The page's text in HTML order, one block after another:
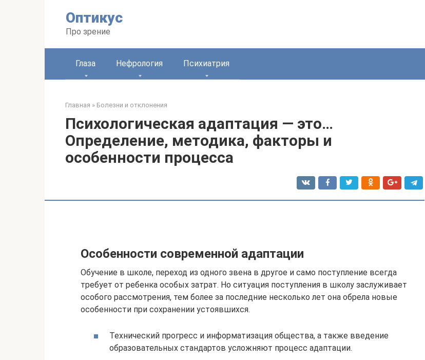
Оптикус
Про зрение
Глаза Нефрология Психиатрия
Главная » Болезни и отклонения
Психологическая адаптация — это…
Определение, методика, факторы и
особенности процесса
Особенности современной адаптации
Обучение в школе, переход из одного звена в другое и само поступление всегда
требует от ребенка особых затрат. Но ситуация поступления в школу заслуживает
особого рассмотрения, тем более за последние несколько лет она обрела новые
особенности при сохранении устоявшихся.
Технический прогресс и информатизация общества, а также введение
образовательных стандартов усложняют процесс адаптации.